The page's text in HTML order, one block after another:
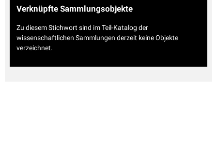
Verknüpfte Sammlungsobjekte
Zu diesem Stichwort sind im Teil-Katalog der
wissenschaftlichen Sammlungen derzeit keine Objekte
verzeichnet.